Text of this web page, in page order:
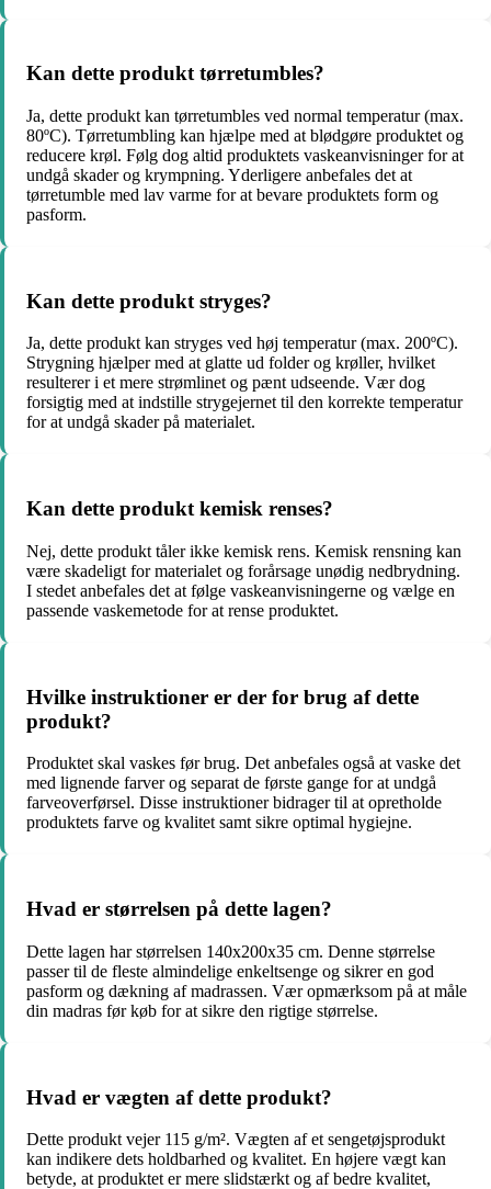
Kan dette produkt tørretumbles?
Ja, dette produkt kan tørretumbles ved normal temperatur (max.
80ºC). Tørretumbling kan hjælpe med at blødgøre produktet og
reducere krøl. Følg dog altid produktets vaskeanvisninger for at
undgå skader og krympning. Yderligere anbefales det at
tørretumble med lav varme for at bevare produktets form og
pasform.
Kan dette produkt stryges?
Ja, dette produkt kan stryges ved høj temperatur (max. 200ºC).
Strygning hjælper med at glatte ud folder og krøller, hvilket
resulterer i et mere strømlinet og pænt udseende. Vær dog
forsigtig med at indstille strygejernet til den korrekte temperatur
for at undgå skader på materialet.
Kan dette produkt kemisk renses?
Nej, dette produkt tåler ikke kemisk rens. Kemisk rensning kan
være skadeligt for materialet og forårsage unødig nedbrydning.
I stedet anbefales det at følge vaskeanvisningerne og vælge en
passende vaskemetode for at rense produktet.
Hvilke instruktioner er der for brug af dette
produkt?
Produktet skal vaskes før brug. Det anbefales også at vaske det
med lignende farver og separat de første gange for at undgå
farveoverførsel. Disse instruktioner bidrager til at opretholde
produktets farve og kvalitet samt sikre optimal hygiejne.
Hvad er størrelsen på dette lagen?
Dette lagen har størrelsen 140x200x35 cm. Denne størrelse
passer til de fleste almindelige enkeltsenge og sikrer en god
pasform og dækning af madrassen. Vær opmærksom på at måle
din madras før køb for at sikre den rigtige størrelse.
Hvad er vægten af dette produkt?
Dette produkt vejer 115 g/m². Vægten af et sengetøjsprodukt
kan indikere dets holdbarhed og kvalitet. En højere vægt kan
betyde, at produktet er mere slidstærkt og af bedre kvalitet,